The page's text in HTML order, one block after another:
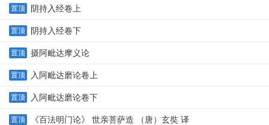
置顶 阴持入经卷上
置顶 阴持入经卷下
置顶 摄阿毗达摩义论
置顶 入阿毗达磨论卷上
置顶 入阿毗达磨论卷下
置顶 《百法明门论》 世亲菩萨造 （唐）玄奘 译